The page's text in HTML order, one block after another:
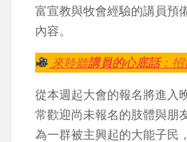
富宣教與牧會經驗的講員預
內容。
來聆聽講員的心底話：招
從本週起大會的報名將進入
常歡迎尚未報名的肢體與朋
為一群被主興起的大能子民